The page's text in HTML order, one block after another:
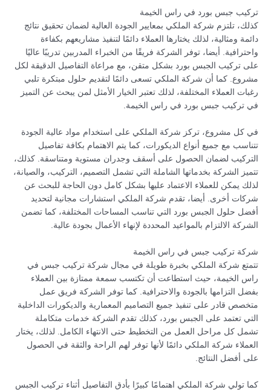
تركيب جبس بورد في راس الخيمة
كذلك، تلتزم شركة الملكي بمعايير الجودة العالية لضمان تحقيق نتائج
دائمة ومثالية، لذلك يختارها العملاء دائمًا لتنفيذ مشاريعهم بكفاءة
واحترافية. أيضا، توفر الشركة فريقًا من الخبراء المدربين تدريبًا عاليًا
على تركيب الجبس بورد بشكل متقن، مع مراعاة التفاصيل الدقيقة لكل
مشروع. كما أن شركة الملكي تسعى دائمًا لتقديم حلول مبتكرة تلبي
رغبات العملاء المختلفة، لذلك تعتبر الخيار الأمثل لمن يبحث عن التميز
في تركيب جبس بورد في راس الخيمة.
في كل مشروع، تركز شركة الملكي على استخدام مواد عالية الجودة
تتناسب مع جميع أنواع الديكورات، كما يتم الاهتمام بكافة تفاصيل
التركيب لضمان الحصول على أسقف وجدران مستوية ومتناسقة. كذلك،
تتميز الشركة بخدماتها الشاملة التي تشمل التصميم، التركيب، والصيانة،
لذلك يمكن للعملاء الاعتماد عليها بشكل كامل دون الحاجة للبحث عن
شركات أخرى. أيضا، تقدم شركة الملكي استشارات مجانية لتحديد
أفضل حلول الجبس بورد التي تناسب المساحات المختلفة، كما تضمن
الشركة الالتزام بالمواعيد المحددة لإنهاء الأعمال بجودة عالية.
شركة تركيب جبس في راس الخيمة
تتمتع شركة الملكي بخبرة طويلة في مجال شركة تركيب جبس في
راس الخيمة، حيث استطاعت أن تكتسب سمعة ممتازة بين العملاء
بفضل التزامها بالجودة والاحترافية. كما توفر الشركة فريق عمل
متخصص قادر على تنفيذ جميع التصاميم المعمارية والديكورات الداخلية
التي تعتمد على الجبس بورد، كذلك تقدم الشركة خدمات متكاملة
تشمل كل مراحل العمل من التخطيط حتى الانتهاء الكامل. لذلك، يختار
العملاء شركة الملكي دائمًا لأنها توفر لهم الراحة والثقة في الحصول
على أفضل النتائج.
كما تولي شركة الملكي اهتمامًا كبيرًا بأدق التفاصيل أثناء تركيب الجبس